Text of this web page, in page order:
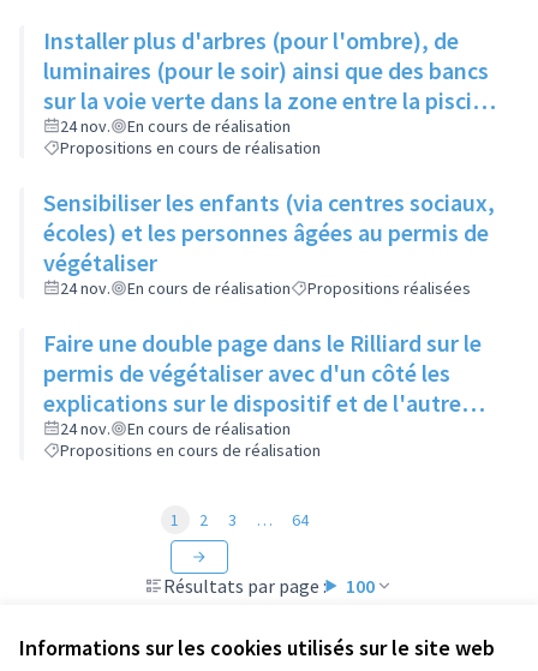
Informations sur les cookies utilisés sur le site web
Installer plus d'arbres (pour l'ombre), de
luminaires (pour le soir) ainsi que des bancs
sur la voie verte dans la zone entre la piscine
et la rue de l'Industrie
24 nov.
En cours de réalisation
Propositions en cours de réalisation
Sensibiliser les enfants (via centres sociaux,
écoles) et les personnes âgées au permis de
végétaliser
24 nov. En cours de réalisation Propositions réalisées
Faire une double page dans le Rilliard sur le
permis de végétaliser avec d'un côté les
explications sur le dispositif et de l'autre
côté des exemples concrets de lieux à
investir
24 nov.
En cours de réalisation
Propositions en cours de réalisation
Résultats par page : 100
1 2 3 … 64